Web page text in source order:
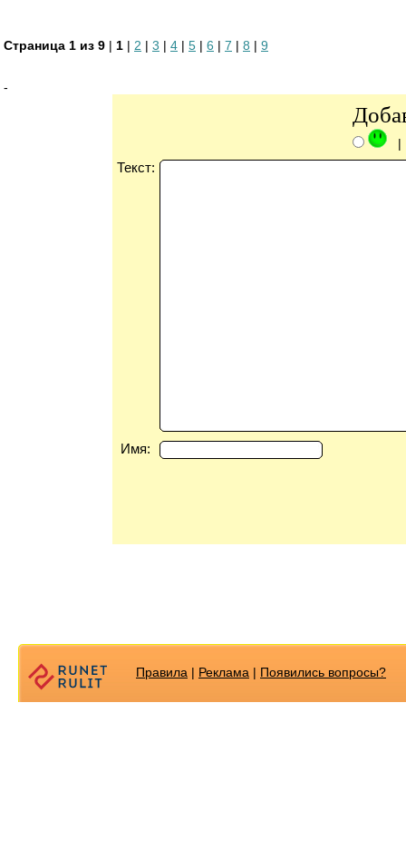
Страница 1 из 9 | 1 | 2 | 3 | 4 | 5 | 6 | 7 | 8 | 9
-
Текст:
Имя:
Правила | Реклама | Появилиcь вопросы?